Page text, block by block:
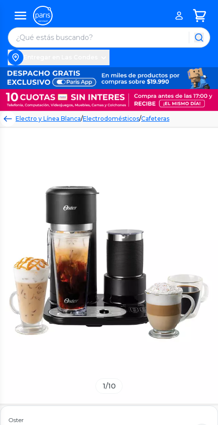
Electro y Línea Blanca/Electrodomésticos/Cafeteras
1/10
Oster